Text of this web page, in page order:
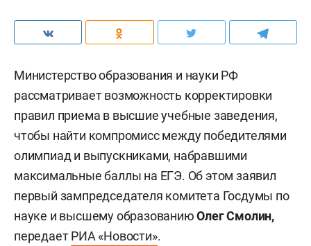
Министерство образования и науки РФ
рассматривает возможность корректировки
правил приема в высшие учебные заведения,
чтобы найти компромисс между победителями
олимпиад и выпускниками, набравшими
максимальные баллы на ЕГЭ. Об этом заявил
первый зампредседателя комитета Госдумы по
науке и высшему образованиюОлег Смолин,
передаетРИА «Новости».